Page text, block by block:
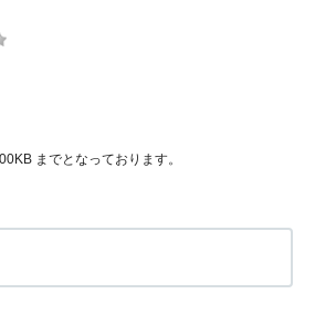
までとなっております。